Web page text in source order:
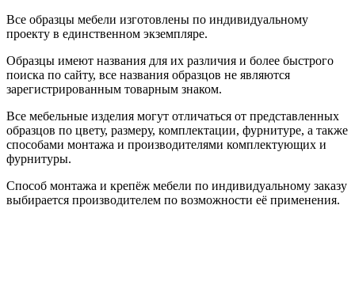
Все образцы мебели изготовлены по индивидуальному
проекту в единственном экземпляре.
Образцы имеют названия для их различия и более быстрого
поиска по сайту, все названия образцов не являются
зарегистрированным товарным знаком.
Все мебельные изделия могут отличаться от представленных
образцов по цвету, размеру, комплектации, фурнитуре, а также
способами монтажа и производителями комплектующих и
фурнитуры.
Способ монтажа и крепёж мебели по индивидуальному заказу
выбирается производителем по возможности её применения.